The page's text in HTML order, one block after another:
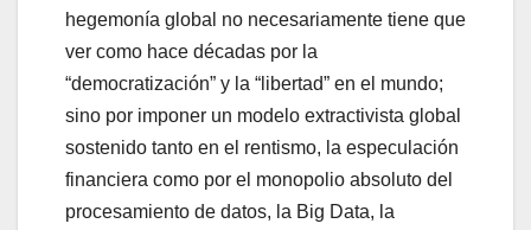
hegemonía global no necesariamente tiene que
ver como hace décadas por la
“democratización” y la “libertad” en el mundo;
sino por imponer un modelo extractivista global
sostenido tanto en el rentismo, la especulación
financiera como por el monopolio absoluto del
procesamiento de datos, la Big Data, la